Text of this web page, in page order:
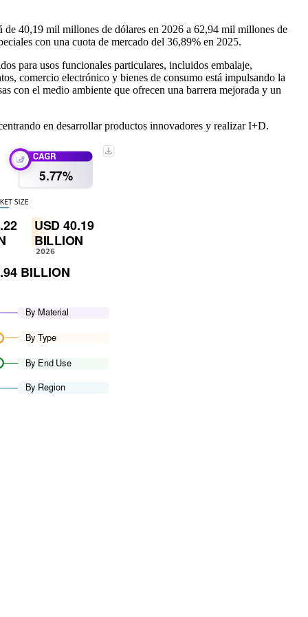
de 40,19 mil millones de dólares en 2026 a 62,94 mil millones de
con una cuota de mercado del 36,89% en 2025.
para usos funcionales particulares, incluidos embalaje,
comercio electrónico y bienes de consumo está impulsando la
con el medio ambiente que ofrecen una barrera mejorada y un
en desarrollar productos innovadores y realizar I+D.